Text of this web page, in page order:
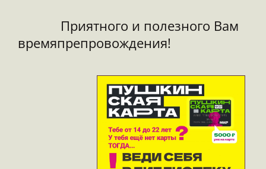
Приятного и полезного Вам
времяпрепровождения!